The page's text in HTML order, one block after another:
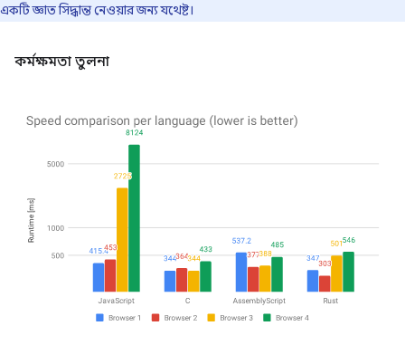
একটি জ্ঞাত সিদ্ধান্ত নেওয়ার জন্য যথেষ্ট।
কর্মক্ষমতা তুলনা